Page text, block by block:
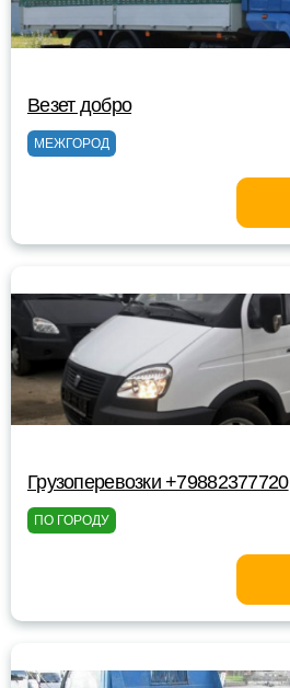
Везет добро
МЕЖГОРОД
Грузоперевозки +79882377720
ПО ГОРОДУ